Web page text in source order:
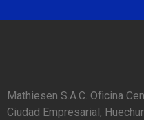
Mathiesen S.A.C. Oficina
Ciudad Empresarial,